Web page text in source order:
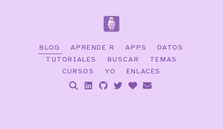
BLOG APRENDE R APPS
DATOS
TUTORIALES
BUSCAR
TEMAS
CURSOS
YO ENLACES